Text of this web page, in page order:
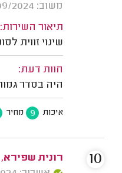
משוב: 02/09/2024
תיאור השירות:
שינוי זווית
חוות דעת:
היה בסדר
איכות 9 מחיר
רונית
10